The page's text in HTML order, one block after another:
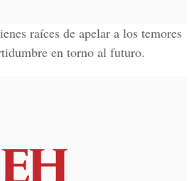
raíces de apelar a los temores
en torno al futuro.